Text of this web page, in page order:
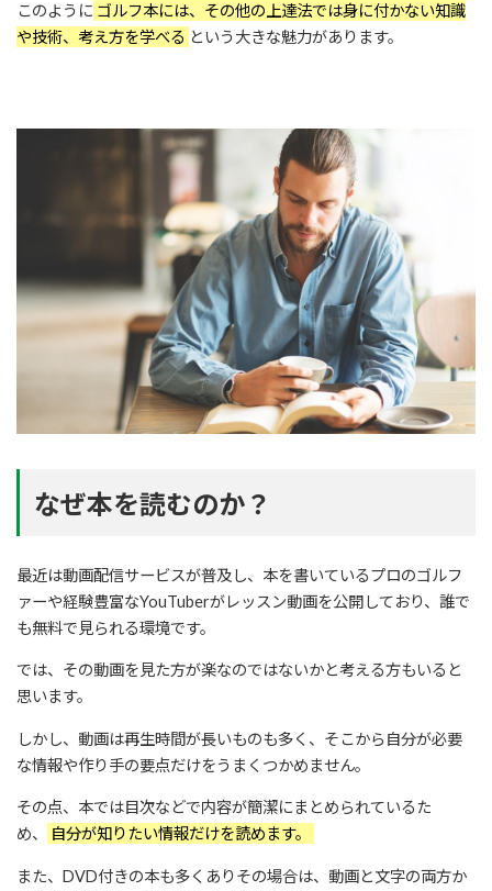
このように ゴルフ本には、その他の上達法では身に付かない知識
や技術、考え方を学べる という大きな魅力があります。
なぜ本を読むのか？
最近は動画配信サービスが普及し、本を書いているプロのゴルフ
ァーや経験豊富なYouTuberがレッスン動画を公開しており、誰で
も無料で見られる環境です。
では、その動画を見た方が楽なのではないかと考える方もいると
思います。
しかし、動画は再生時間が長いものも多く、そこから自分が必要
な情報や作り手の要点だけをうまくつかめません。
その点、本では目次などで内容が簡潔にまとめられているた
め、
自分が知りたい情報だけを読めます。
また、DVD付きの本も多くありその場合は、動画と文字の両方か